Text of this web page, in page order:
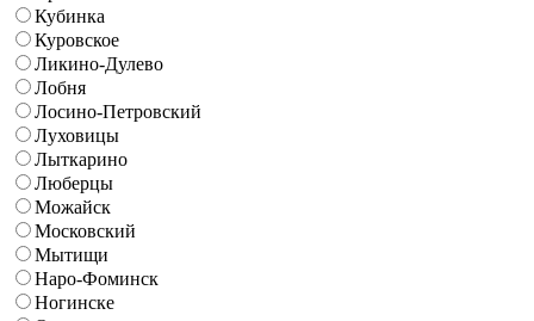
Кубинка
Куровское
Ликино-Дулево
Лобня
Лосино-Петровский
Луховицы
Лыткарино
Люберцы
Можайск
Московский
Мытищи
Наро-Фоминск
Ногинске